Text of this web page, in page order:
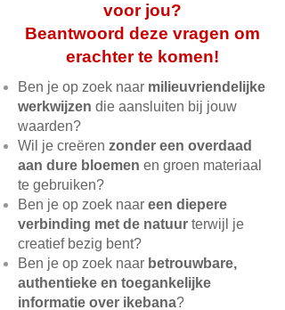
voor jou?
Beantwoord deze vragen om
erachter te komen!
Ben je op zoek naar milieuvriendelijke
werkwijzen die aansluiten bij jouw
waarden?
Wil je creëren zonder een overdaad
aan dure bloemen en groen materiaal
te gebruiken?
Ben je op zoek naar een diepere
verbinding met de natuur terwijl je
creatief bezig bent?
Ben je op zoek naar betrouwbare,
authentieke en toegankelijke
informatie over ikebana?